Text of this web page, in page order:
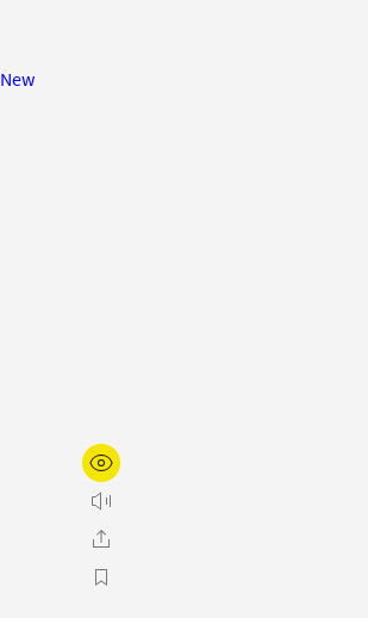
New